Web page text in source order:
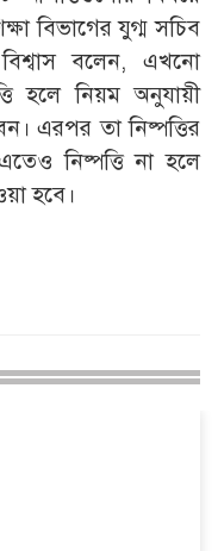
বিভাগের যুগ্ম সচিব
বলেন, এখনো
হলে নিয়ম অনুযায়ী
এরপর তা নিষ্পত্তির
নিষ্পত্তি না হলে
হবে।